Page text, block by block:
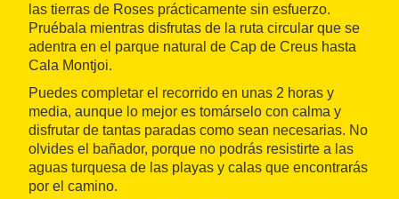
las tierras de Roses prácticamente sin esfuerzo.
Pruébala mientras disfrutas de la ruta circular que se
adentra en el parque natural de Cap de Creus hasta
Cala Montjoi.
Puedes completar el recorrido en unas 2 horas y
media, aunque lo mejor es tomárselo con calma y
disfrutar de tantas paradas como sean necesarias. No
olvides el bañador, porque no podrás resistirte a las
aguas turquesa de las playas y calas que encontrarás
por el camino.